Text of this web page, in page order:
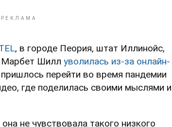
, в городе Пеория, штат Иллинойс,
Марбет Шилл уволилась из-за онлайн-
перейти во время пандемии
где поделилась своими мыслями и
не чувствовала такого низкого